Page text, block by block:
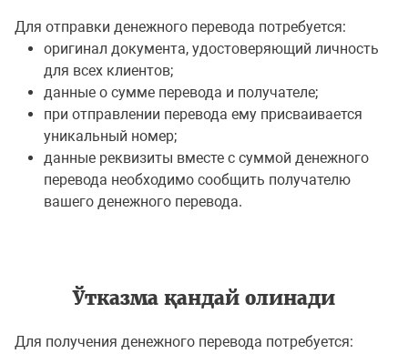
Для отправки денежного перевода потребуется:
оригинал документа, удостоверяющий личность
для всех клиентов;
данные о сумме перевода и получателе;
при отправлении перевода ему присваивается
уникальный номер;
данные реквизиты вместе с суммой денежного
перевода необходимо сообщить получателю
вашего денежного перевода.
Ўтказма қандай олинади
Для получения денежного перевода потребуется: